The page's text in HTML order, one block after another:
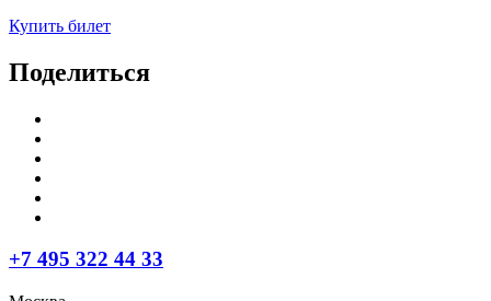
Купить билет
Поделиться
+7 495 322 44 33